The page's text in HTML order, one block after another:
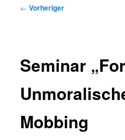
Beitragsnavigation
← Vorheriger
Seminar
Mobbing